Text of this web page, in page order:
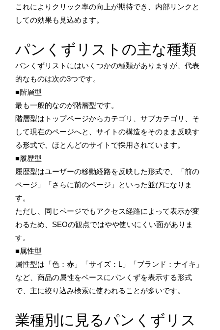
これによりクリック率の向上が期待でき、内部リンクと
しての効果も見込めます。
パンくずリストの主な種類
パンくずリストにはいくつかの種類がありますが、代表
的なものは次の3つです。
■階層型
最も一般的なのが階層型です。
階層型はトップページからカテゴリ、サブカテゴリ、そ
して現在のページへと、サイトの構造をそのまま反映す
る形式で、ほとんどのサイトで採用されています。
■履歴型
履歴型はユーザーの移動経路を反映した形式で、「前の
ページ」「さらに前のページ」といった並びになりま
す。
ただし、同じページでもアクセス経路によって表示が変
わるため、SEOの観点ではやや使いにくい面がありま
す。
■属性型
属性型は「色：赤」「サイズ：L」「ブランド：ナイキ」
など、商品の属性をベースにパンくずを表示する形式
で、主に絞り込み検索に使われることが多いです。
業種別に見るパンくずリス